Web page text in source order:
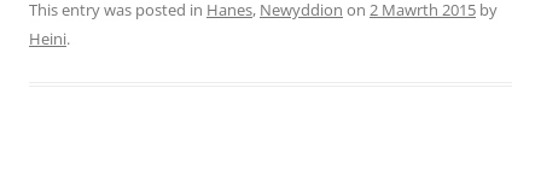
This entry was posted in Hanes, Newyddion on 2 Mawrth 2015 by
Heini.